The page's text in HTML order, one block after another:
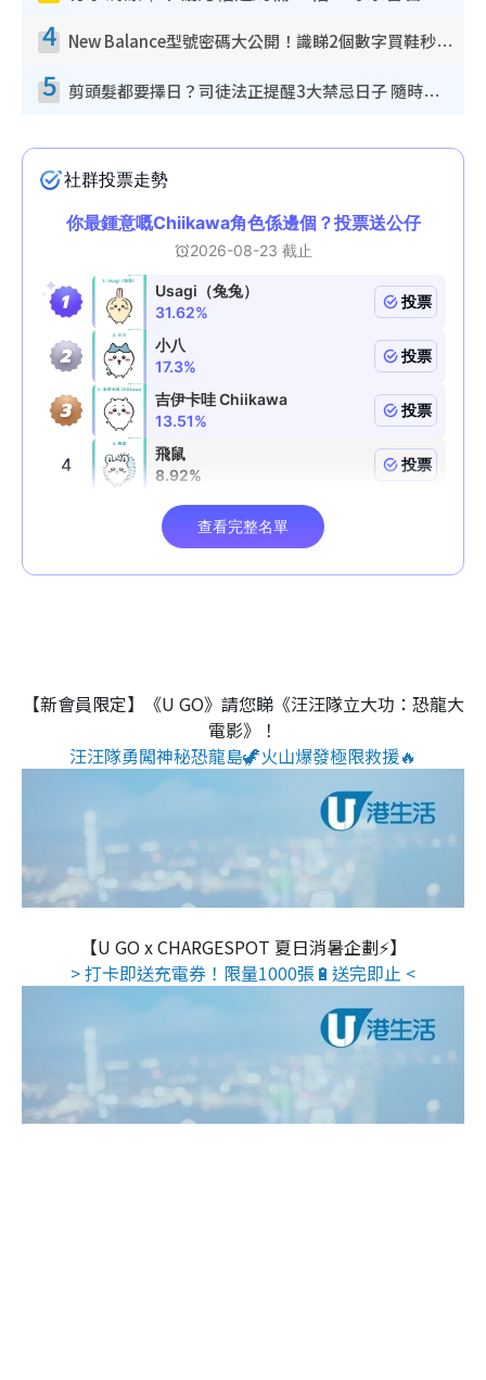
4 New Balance型號密碼大公開！識睇2個數字買鞋秒知功能免中伏 附5大熱門鞋款
5 剪頭髮都要擇日？司徒法正提醒3大禁忌日子 隨時剪走財運！呢日剪髮恐「剪壽命」？
【新會員限定】《U GO》請您睇《汪汪隊立大功：恐龍大
電影》！
汪汪隊勇闖神秘恐龍島🦖火山爆發極限救援🔥
【U GO x CHARGESPOT 夏日消暑企劃⚡】
> 打卡即送充電券！限量1000張🔋送完即止 <